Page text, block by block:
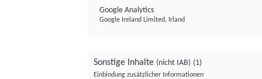
Google Analytics
Google Ireland Limited, Irland
Sonstige Inhalte (nicht IAB) (1)
Einbindung zusätzlicher Informationen